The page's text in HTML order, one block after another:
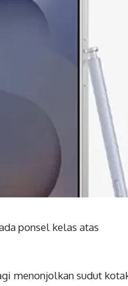
ponsel kelas atas
menonjolkan sudut